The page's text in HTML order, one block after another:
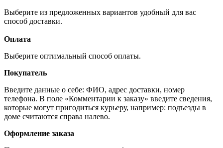
Выберите из предложенных вариантов удобный для вас
способ доставки.
Оплата
Выберите оптимальный способ оплаты.
Покупатель
Введите данные о себе: ФИО, адрес доставки, номер
телефона. В поле «Комментарии к заказу» введите сведения,
которые могут пригодиться курьеру, например: подъезды в
доме считаются справа налево.
Оформление заказа